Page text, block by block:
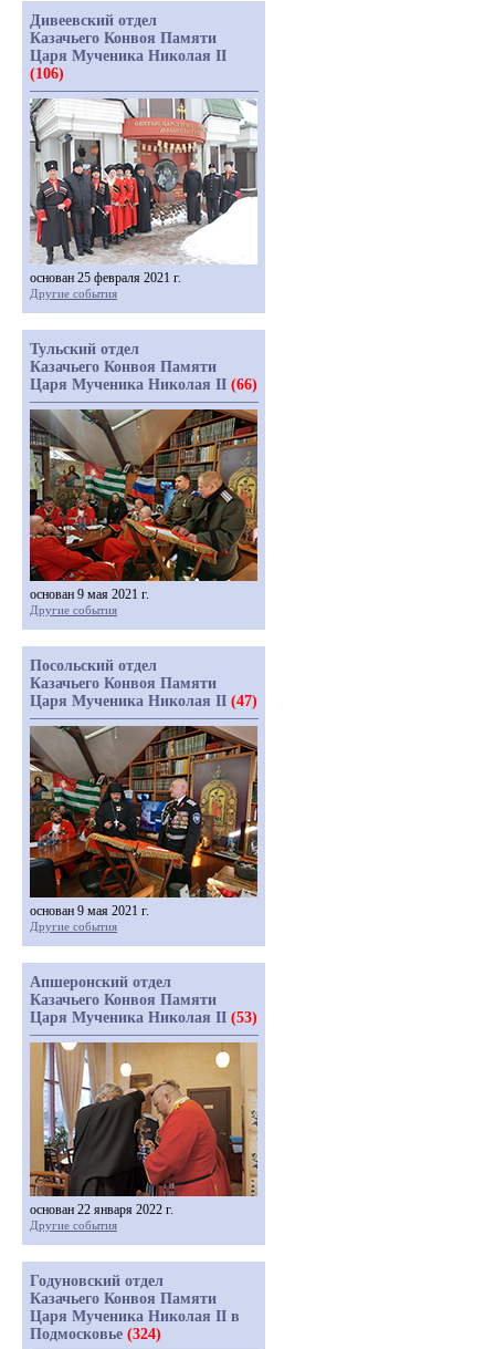
Дивеевский отдел
Казачьего Конвоя Памяти
Царя Мученика Николая II
(106)
основан 25 февраля 2021 г.
Другие события
Тульский отдел
Казачьего Конвоя Памяти
Царя Мученика Николая II (66)
основан 9 мая 2021 г.
Другие события
Посольский отдел
Казачьего Конвоя Памяти
Царя Мученика Николая II (47)
основан 9 мая 2021 г.
Другие события
Апшеронский отдел
Казачьего Конвоя Памяти
Царя Мученика Николая II (53)
основан 22 января 2022 г.
Другие события
Годуновский отдел
Казачьего Конвоя Памяти
Царя Мученика Николая II в
Подмосковье (324)